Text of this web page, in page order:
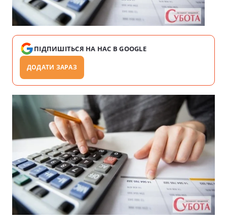
ПІДПИШІТЬСЯ НА НАС В GOOGLE
ДОДАТИ ЗАРАЗ